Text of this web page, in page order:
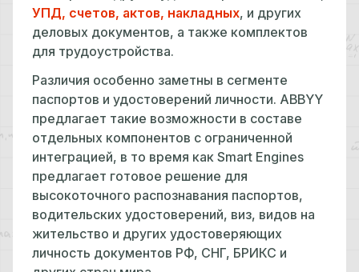
УПД, счетов, актов, накладных, и других
деловых документов, а также комплектов
для трудоустройства.
Различия особенно заметны в сегменте
паспортов и удостоверений личности. ABBYY
предлагает такие возможности в составе
отдельных компонентов с ограниченной
интеграцией, в то время как Smart Engines
предлагает готовое решение для
высокоточного распознавания паспортов,
водительских удостоверений, виз, видов на
жительство и других удостоверяющих
личность документов РФ, СНГ, БРИКС и